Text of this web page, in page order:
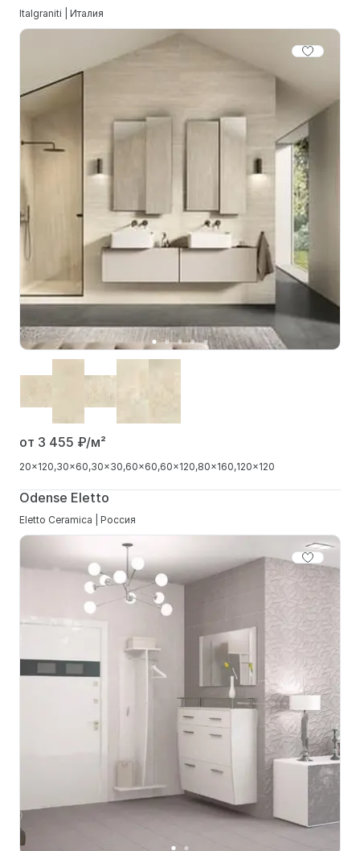
Italgraniti | Италия
от 3 455 ₽/м²
20x120 30x60 30x30 60x60 60x120 80x160 120x120
Odense Eletto
Eletto Ceramica | Россия